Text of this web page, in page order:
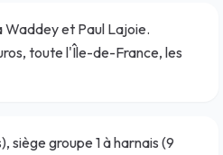
et Paul Lajoie.
toute l'Île-de-France, les
siège groupe 1 à harnais (9